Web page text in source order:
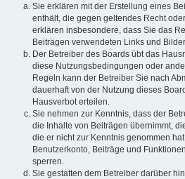
Sie erklären mit der Erstellung eines
enthält, die gegen geltendes Recht
erklären insbesondere, dass Sie das
Beiträgen verwendeten Links und
Der Betreiber des Boards übt das
diese Nutzungsbedingungen oder
Regeln kann der Betreiber Sie nach
dauerhaft von der Nutzung dieses
Hausverbot erteilen.
Sie nehmen zur Kenntnis, dass der
die Inhalte von Beiträgen übernimmt,
die er nicht zur Kenntnis genommen
Benutzerkonto, Beiträge und
sperren.
Sie gestatten dem Betreiber darüber